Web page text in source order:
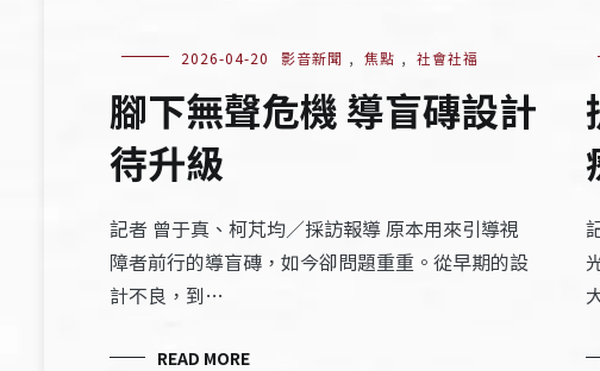
2026-04-20 影音新聞 , 焦點 , 社會社福
腳下無聲危機 導盲磚設計
待升級
記者 曾于真、柯芃均／採訪報導 原本用來引導視
障者前行的導盲磚，如今卻問題重重。從早期的設
計不良，到…
READ MORE